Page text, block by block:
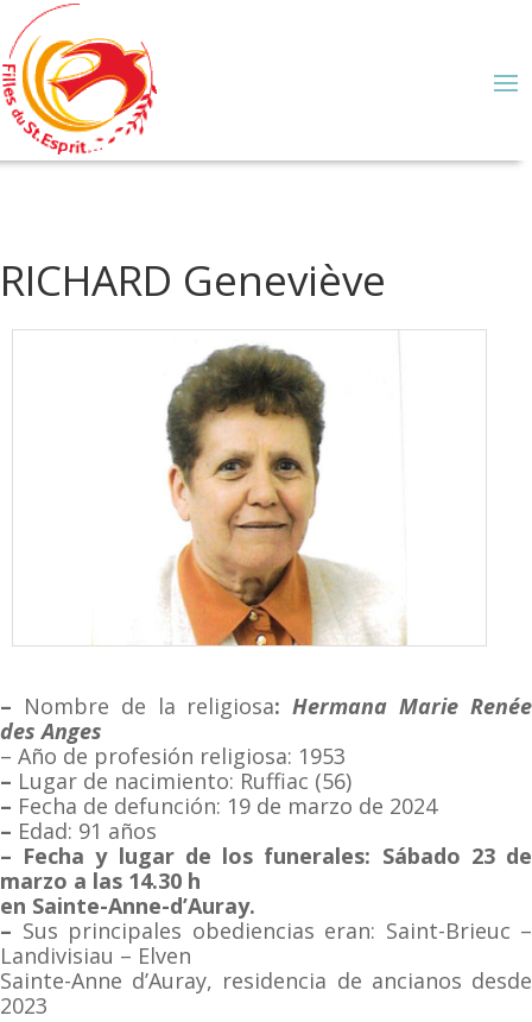
RICHARD Geneviève
– Nombre de la religiosa: Hermana Marie Renée
des Anges
– Año de profesión religiosa: 1953
– Lugar de nacimiento: Ruffiac (56)
– Fecha de defunción: 19 de marzo de 2024
– Edad: 91 años
– Fecha y lugar de los funerales: Sábado 23 de
marzo a las 14.30 h
en Sainte-Anne-d’Auray.
– Sus principales obediencias eran: Saint-Brieuc –
Landivisiau – Elven
Sainte-Anne d’Auray, residencia de ancianos desde
2023